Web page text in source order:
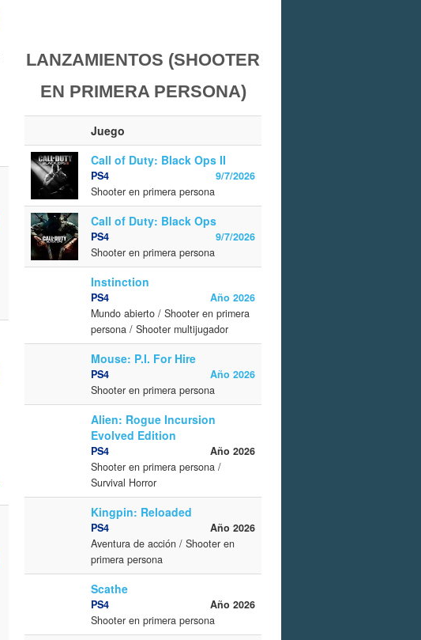
LANZAMIENTOS (SHOOTER
EN PRIMERA PERSONA)
Juego
Call of Duty: Black Ops II
9/7/2026
PS4
Shooter en primera persona
Call of Duty: Black Ops
9/7/2026
PS4
Shooter en primera persona
Instinction
Año 2026
PS4
Mundo abierto / Shooter en primera
persona / Shooter multijugador
Mouse: P.I. For Hire
Año 2026
PS4
Shooter en primera persona
Alien: Rogue Incursion
Evolved Edition
Año 2026
PS4
Shooter en primera persona /
Survival Horror
Kingpin: Reloaded
Año 2026
PS4
Aventura de acción / Shooter en
primera persona
Scathe
Año 2026
PS4
Shooter en primera persona